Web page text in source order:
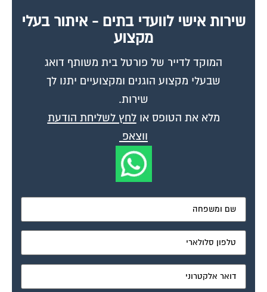
שירות אישי לוועדי בתים - איתור בעלי
מקצוע
המוקד לדייר של פורטל בית משותף דואג
שבעלי מקצוע הוגנים ומקצועיים יתנו לך
שירות.
מלא את הטופס אולחץ לשליחת הודעת
ווצאפ